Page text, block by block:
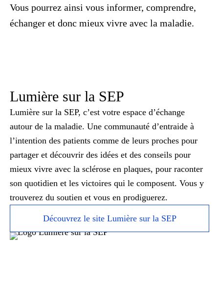
Vous pourrez ainsi vous informer, comprendre,
échanger et donc mieux vivre avec la maladie.
Lumière sur la SEP
Lumière sur la SEP, c’est votre espace d’échange
autour de la maladie. Une communauté d’entraide à
l’intention des patients comme de leurs proches pour
partager et découvrir des idées et des conseils pour
mieux vivre avec la sclérose en plaques, pour raconter
son quotidien et les victoires qui le composent. Vous y
trouverez du soutien et vous en prodiguerez.
Découvrez le site Lumière sur la SEP